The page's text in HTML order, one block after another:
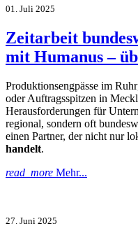
01. Juli 2025
Zeitarbeit
mit Humanus –
Produktionsengpässe im
oder Auftragsspitzen in
Herausforderungen für
regional, sondern oft
einen Partner, der nicht nur
handelt.
read_more Mehr...
27. Juni 2025